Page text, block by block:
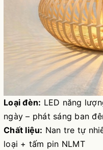
Loại đèn: LED năng
ngày – phát sáng ban
Chất liệu: Nan tre tự
loại + tấm pin NLMT